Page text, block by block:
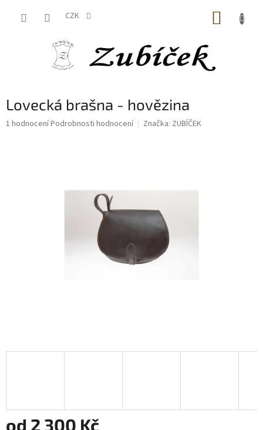
CZK
Lovecká brašna - hovězina
Průměrné
1 hodnoceníPodrobnosti hodnocení Značka: ZUBÍČEK
od 2 300 Kč